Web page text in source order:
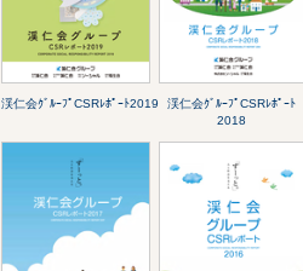
渓仁会ｸﾞﾙｰﾌﾟCSRﾚﾎﾟｰﾄ2019
渓仁会ｸﾞﾙｰﾌﾟCSRﾚﾎﾟｰﾄ
2018